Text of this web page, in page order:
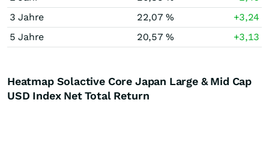
3 Jahre
22,07 %
+3,24
5 Jahre
20,57 % +3,13
Heatmap Solactive Core Japan Large & Mid Cap
USD Index Net Total Return